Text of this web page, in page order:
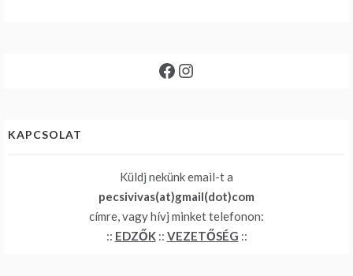
Facebook
Instagram
KAPCSOLAT
Küldj nekünk email-t a
pecsivivas(at)gmail(dot)com
címre, vagy hívj minket telefonon:
:: EDZŐK:: VEZETŐSÉG ::